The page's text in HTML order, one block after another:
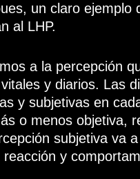
un claro ejemplo
al LHP.
a la percepción
y diarios. Las
y subjetivas en
o menos objetiva,
subjetiva va
y